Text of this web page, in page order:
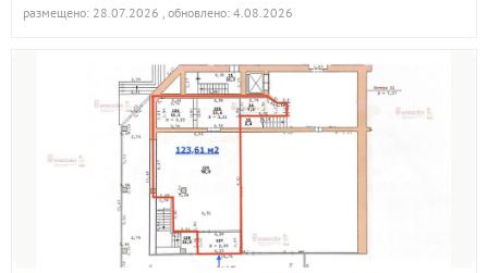
размещено: 28.07.2026 , обновлено: 4.08.2026